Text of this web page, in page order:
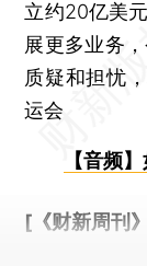
立约20亿美
展更多业务
质疑和担忧
运会
【音频
[《财新周刊